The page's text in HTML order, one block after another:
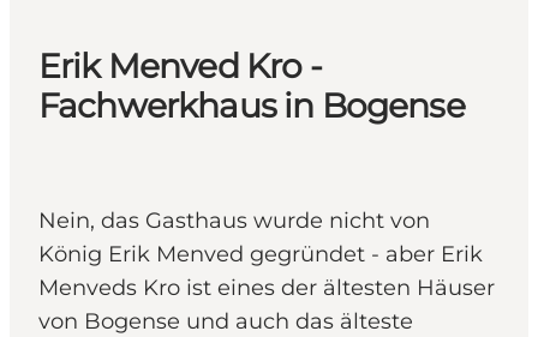
Erik Menved Kro -
Fachwerkhaus in Bogense
Nein, das Gasthaus wurde nicht von
König Erik Menved gegründet - aber Erik
Menveds Kro ist eines der ältesten Häuser
von Bogense und auch das älteste